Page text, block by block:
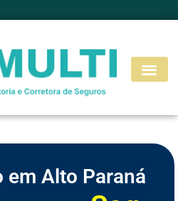
RO MOTO
em Alto Paraná